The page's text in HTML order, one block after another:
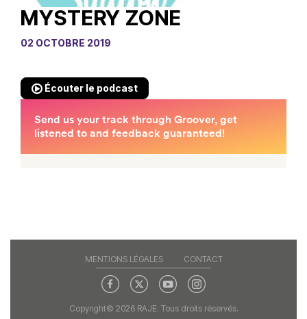
MYSTERY ZONE
02 OCTOBRE 2019
Écouter le podcast
MENTIONS LÉGALES CONTACT
Copyright© 2026 RAJE. Tous droits réservés.